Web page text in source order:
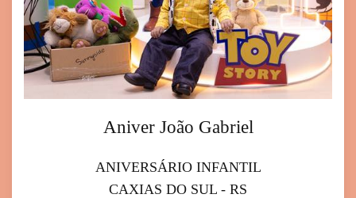
Aniver João Gabriel
ANIVERSÁRIO INFANTIL
CAXIAS DO SUL - RS